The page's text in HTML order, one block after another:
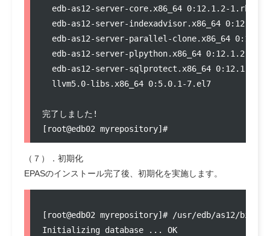
edb-as12-server-core.x86_64 0:12.1.2-
edb-as12-server-indexadvisor.x86_64
edb-as12-server-parallel-clone.x86_64
edb-as12-server-plpython.x86_64 0:12.1.2-
edb-as12-server-sqlprotect.x86_64
llvm5.0-libs.x86_64 0:5.0.1-7.el7
完了しました!
（７）．初期化
EPASのインストール完了後、初期化を実施します。
[root@edb02 myrepository]# /usr/edb/as12/bin/
Initializing database ... OK